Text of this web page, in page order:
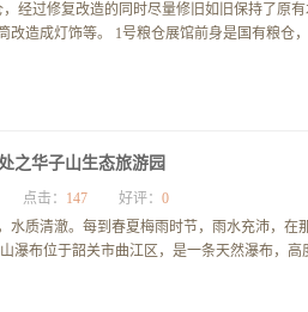
经过修复改造的同时尽量修旧如旧保持了原
改造成灯饰等。 1号粮仓展馆前身是国有粮仓
之华子山生态旅游园
点击： 147 好评： 0
水质清澈。每到春夏梅雨时节，雨水充沛，在
瀑布位于韶关市曲江区，是一条天然瀑布，高